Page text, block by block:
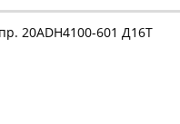
20ADH4100-601 Д16Т